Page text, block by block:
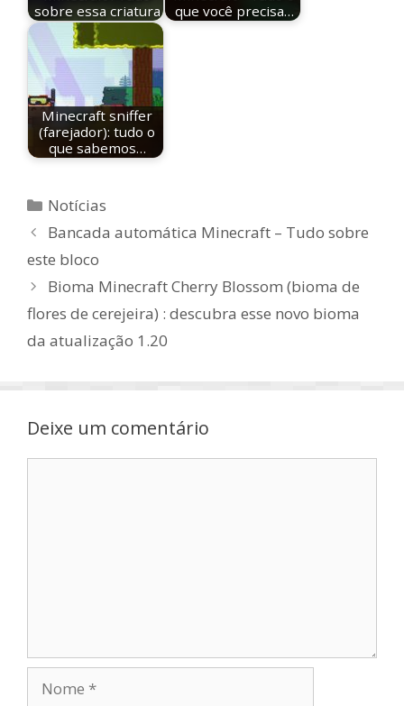
sobre essa criatura
que você precisa…
Minecraft sniffer
(farejador): tudo o
que sabemos…
Categorias
Notícias
Bancada automática Minecraft – Tudo sobre
este bloco
Bioma Minecraft Cherry Blossom (bioma de
flores de cerejeira) : descubra esse novo bioma
da atualização 1.20
Deixe um comentário